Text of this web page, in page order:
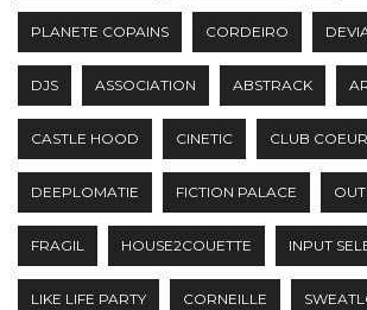
PLANETE COPAINS CORDEIRO
DJS ASSOCIATION ABSTRACK
CASTLE HOOD CINETIC CLUB COEUR
DEEPLOMATIE FICTION PALACE
FRAGIL HOUSE2COUETTE INPUT
LIKE LIFE PARTY CORNEILLE